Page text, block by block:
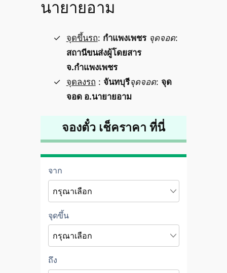
นายายอาม
จุดขึ้นรถ: กำแพงเพชร จุดจอด:
สถานีขนส่งผู้โดยสาร
จ.กำแพงเพชร
จุดลงรถ : จันทบุรีจุดจอด: จุด
จอด อ.นายายอาม
จองตั๋ว เช็คราคา ที่นี่